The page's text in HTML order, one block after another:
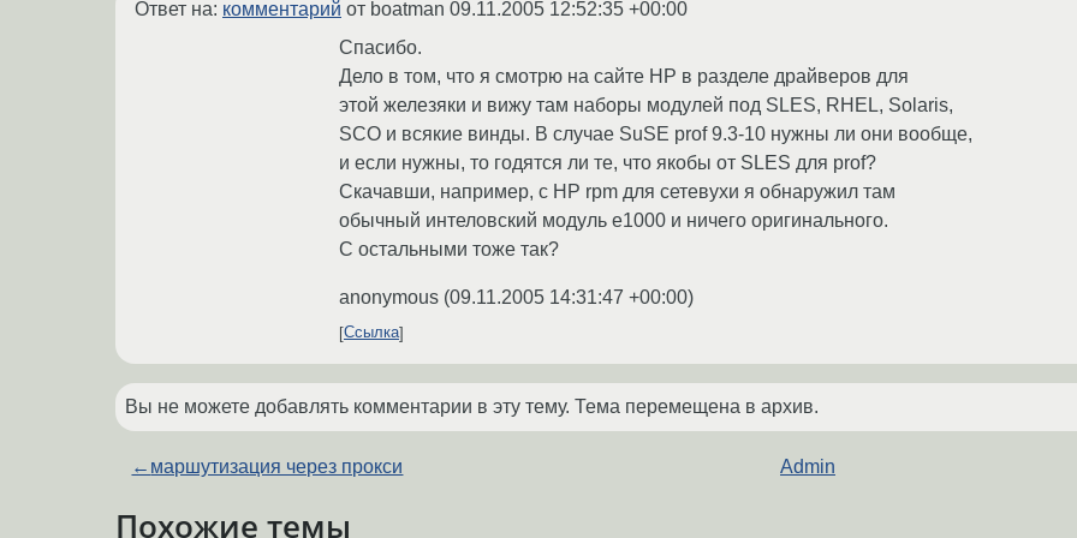
Ответ на: комментарий от boatman 09.11.2005 12:52:35 +00:00
Спасибо.
Дело в том, что я смотрю на сайте HP в разделе драйверов для
этой железяки и вижу там наборы модулей под SLES, RHEL, Solaris,
SCO и всякие винды. В случае SuSE prof 9.3-10 нужны ли они вообще,
и если нужны, то годятся ли те, что якобы от SLES для prof?
Скачавши, например, с HP rpm для сетевухи я обнаружил там
обычный интеловский модуль e1000 и ничего оригинального.
С остальными тоже так?
anonymous (09.11.2005 14:31:47 +00:00)
Ссылка
Вы не можете добавлять комментарии в эту тему. Тема перемещена в архив.
← маршутизация через прокси Admin
Похожие темы